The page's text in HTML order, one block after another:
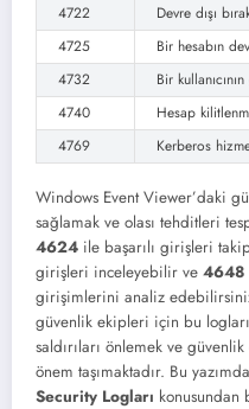
4722
Devre dışı
4725
Bir hesabın
4732
Bir
4740
Hesap
4769
Kerberos
Windows Event Viewer’daki
sağlamak ve olası tehditleri
4624 ile başarılı girişleri
girişleri inceleyebilir ve 4648
girişimlerini analiz
güvenlik ekipleri için bu
saldırıları önlemek ve
önem taşımaktadır. Bu
Security Logları konusundan